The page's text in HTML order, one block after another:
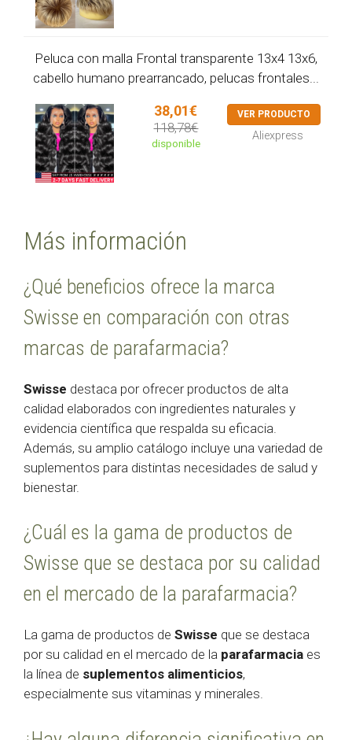
Peluca con malla Frontal transparente 13x4 13x6,
cabello humano prearrancado, pelucas frontales...
38,01€
118,78€
disponible
VER PRODUCTO
Aliexpress
Más información
¿Qué beneficios ofrece la marca
Swisse en comparación con otras
marcas de parafarmacia?
Swisse destaca por ofrecer productos de alta
calidad elaborados con ingredientes naturales y
evidencia científica que respalda su eficacia.
Además, su amplio catálogo incluye una variedad de
suplementos para distintas necesidades de salud y
bienestar.
¿Cuál es la gama de productos de
Swisse que se destaca por su calidad
en el mercado de la parafarmacia?
La gama de productos de Swisse que se destaca
por su calidad en el mercado de la parafarmacia es
la línea de suplementos alimenticios,
especialmente sus vitaminas y minerales.